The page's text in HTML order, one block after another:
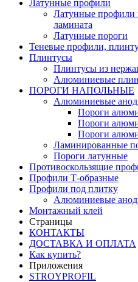
Латунные профили
Латунные профили
ламината
Латунные пороги
Теневые профили,
Плинтусы
Плинтусы из
Алюминиевые
ПОРОГИ НАПОЛЬНЫЕ
Алюминиевые
Пороги
Пороги
Пороги
Ламинированные
Пороги латунные
Противоскользящие
Профили Т-образные
Профили под плитку
Алюминиевые
Монтажный клей
Страницы
КОНТАКТЫ
ДОСТАВКА И ОПЛАТА
Как купить?
Приложения
STROYPROFIL